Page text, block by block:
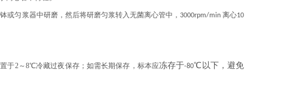
或匀浆器中研磨，然后将研磨匀浆转入无菌离心管中，3000rpm/min 离心10
于2～8℃冷藏过夜保存；如需长期保存，标本应冻存于-80℃ 以下，避免